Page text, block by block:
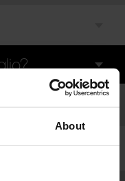
About
Lista dei modelli